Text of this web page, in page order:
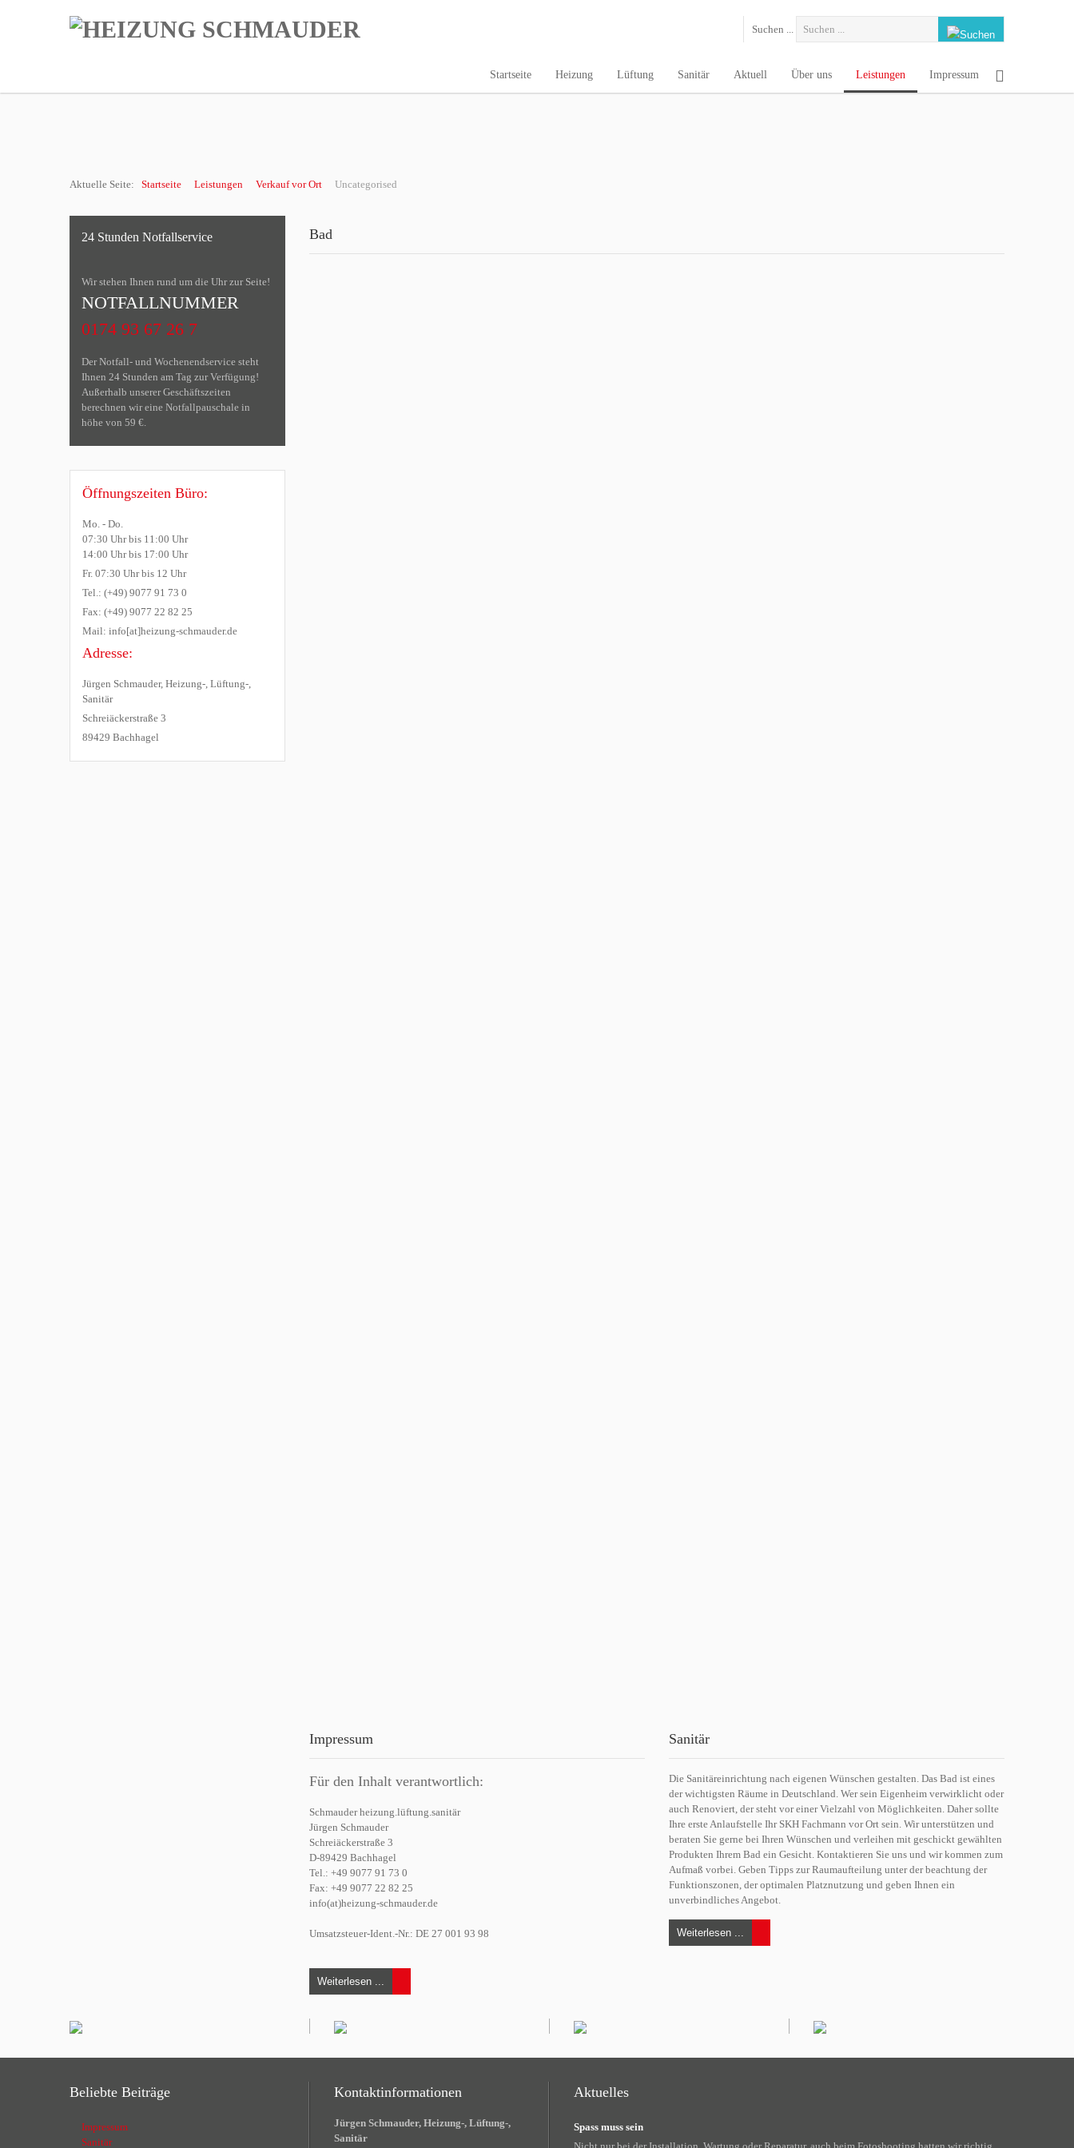
Wir verwenden Cookies, um die Zugriffe zu messen, sowie die Sicherheit zu erhöhen. Wenn du auf unsere Webseite klickst oder hier navigierst, stimmst du der Erfassung von Informationen durch Cookies auf unserer Seite zu.
Suchen ...
Startseite Heizung Lüftung Sanitär Aktuell Über uns Leistungen Impressum
Aktuelle Seite: Startseite Leistungen Verkauf vor Ort Uncategorised
Bad
Impressum
Für den Inhalt verantwortlich:
Schmauder heizung.lüftung.sanitär
Jürgen Schmauder
Schreiäckerstraße 3
D-89429 Bachhagel
Tel.: +49 9077 91 73 0
Fax: +49 9077 22 82 25
info(at)heizung-schmauder.de
Umsatzsteuer-Ident.-Nr.: DE 27 001 93 98
Weiterlesen ...
Sanitär
Die Sanitäreinrichtung nach eigenen Wünschen gestalten. Das Bad ist eines
der wichtigsten Räume in Deutschland. Wer sein Eigenheim verwirklicht oder
auch Renoviert, der steht vor einer Vielzahl von Möglichkeiten. Daher sollte
Ihre erste Anlaufstelle Ihr SKH Fachmann vor Ort sein. Wir unterstützen und
beraten Sie gerne bei Ihren Wünschen und verleihen mit geschickt gewählten
Produkten Ihrem Bad ein Gesicht. Kontaktieren Sie uns und wir kommen zum
Aufmaß vorbei. Geben Tipps zur Raumaufteilung unter der beachtung der
Funktionszonen, der optimalen Platznutzung und geben Ihnen ein
unverbindliches Angebot.
Weiterlesen ...
24 Stunden Notfallservice
Wir stehen Ihnen rund um die Uhr zur Seite!
NOTFALLNUMMER
0174 93 67 26 7
Der Notfall- und Wochenendservice steht
Ihnen 24 Stunden am Tag zur Verfügung!
Außerhalb unserer Geschäftszeiten
berechnen wir eine Notfallpauschale in
höhe von 59 €.
Öffnungszeiten Büro:
Mo. - Do.
07:30 Uhr bis 11:00 Uhr
14:00 Uhr bis 17:00 Uhr
Fr. 07:30 Uhr bis 12 Uhr
Tel.: (+49) 9077 91 73 0
Fax: (+49) 9077 22 82 25
Mail: info[at]heizung-schmauder.de
Adresse:
Jürgen Schmauder, Heizung-, Lüftung-,
Sanitär
Schreiäckerstraße 3
89429 Bachhagel
Beliebte Beiträge
Impressum
Sanitär
Kontaktinformationen
Jürgen Schmauder, Heizung-, Lüftung-,
Sanitär
Aktuelles
Spass muss sein